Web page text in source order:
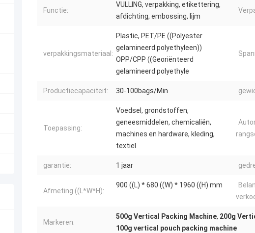
Functie:
VULLING, verpakking, etikettering,
afdichting, embossing, lijm
verpakkingsmateriaal:
Plastic, PET/PE ((Polyester
gelamineerd polyethyleen))
OPP/CPP ((Georiënteerd
gelamineerd polyethyle
Productiecapaciteit: 30-100bags/Min
Toepassing:
Voedsel, grondstoffen,
geneesmiddelen, chemicaliën,
machines en hardware, kleding,
textiel
garantie: 1 jaar
Afmeting ((L*W*H):
900 ((L) * 680 ((W) * 1960 ((H) mm
Markeren:
500g Vertical Packing Machine, 200g
100g vertical pouch packing machine